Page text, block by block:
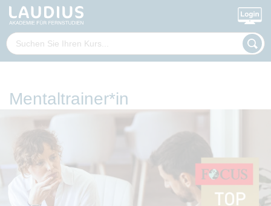
Mentaltrainer*in